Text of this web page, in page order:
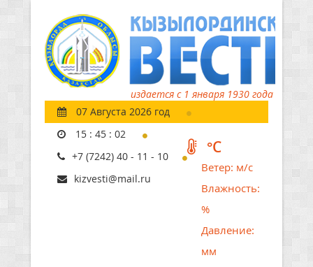
издается с 1 января 1930 года
07 Августа 2026 год
15 : 45 : 03
+7 (7242) 40 - 11 - 10
kizvesti@mail.ru
°C
Ветер: м/с
Влажность:
%
Давление:
мм